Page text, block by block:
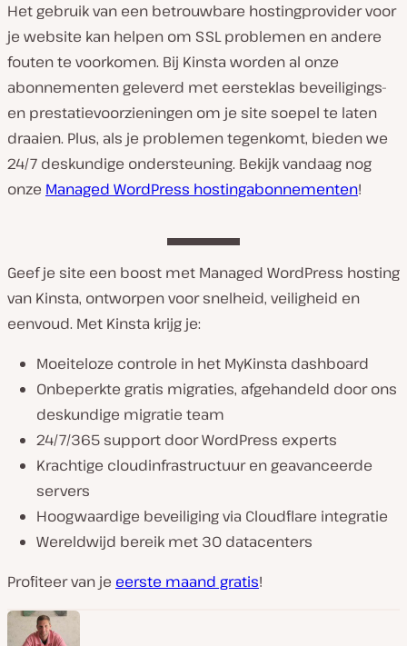
Het gebruik van een betrouwbare hostingprovider voor
je website kan helpen om SSL problemen en andere
fouten te voorkomen. Bij Kinsta worden al onze
abonnementen geleverd met eersteklas beveiligings-
en prestatievoorzieningen om je site soepel te laten
draaien. Plus, als je problemen tegenkomt, bieden we
24/7 deskundige ondersteuning. Bekijk vandaag nog
onze Managed WordPress hostingabonnementen!
Geef je site een boost met Managed WordPress hosting
van Kinsta, ontworpen voor snelheid, veiligheid en
eenvoud. Met Kinsta krijg je:
Moeiteloze controle in het MyKinsta dashboard
Onbeperkte gratis migraties, afgehandeld door ons
deskundige migratie team
24/7/365 support door WordPress experts
Krachtige cloudinfrastructuur en geavanceerde
servers
Hoogwaardige beveiliging via Cloudflare integratie
Wereldwijd bereik met 30 datacenters
Profiteer van je eerste maand gratis!